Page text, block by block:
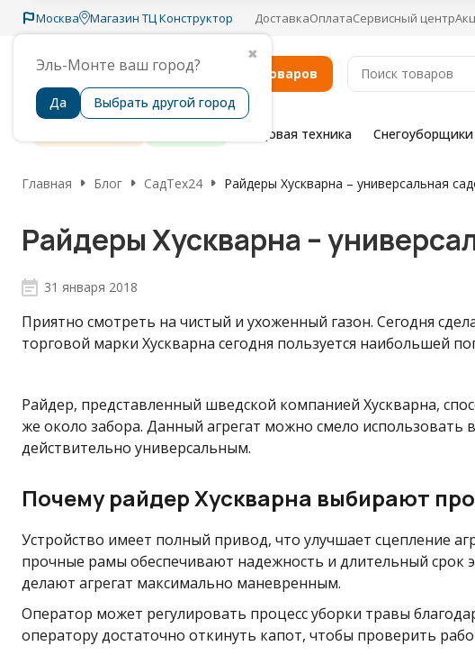
Москва
✖
Эль-Монте ваш город?
Да Выбрать другой город
Магазин ТЦ Конструктор ДоставкаОплатаСервисный центр
Каталог товаров
Садовая техника Снегоуборщики
Главная Блог СадТех24 ​Райдеры Хускварна – универсальная
​Райдеры Хускварна –
31 января 2018
Приятно смотреть на чистый и ухоженный газон. Сегодня
торговой марки Хускварна сегодня пользуется
Райдер, представленный шведской компанией Хускварна,
же около забора. Данный агрегат можно смело
действительно универсальным.
Почему райдер Хускварна выбирают
Устройство имеет полный привод, что улучшает сцепление
прочные рамы обеспечивают надежность и длительный срок
делают агрегат максимально маневренным.
Оператор может регулировать процесс уборки травы
оператору достаточно откинуть капот, чтобы проверить